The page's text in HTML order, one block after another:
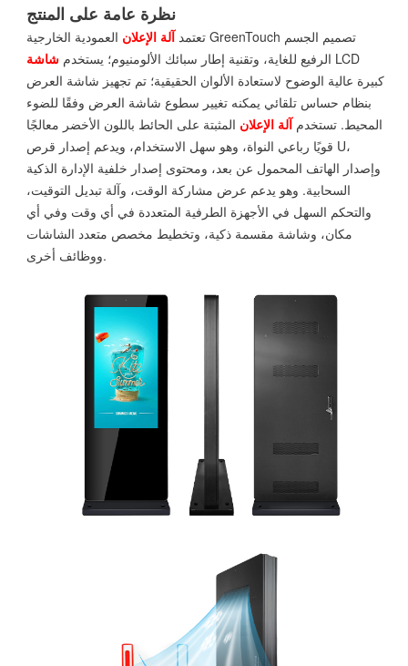
نظرة عامة على المنتج
تعتمدآلة الإعلان العمودية الخارجية GreenTouch تصميم الجسم
الرفيع للغاية، وتقنية إطار سبائك الألومنيوم؛ يستخدمشاشة
LCD
كبيرة عالية الوضوح لاستعادة الألوان الحقيقية؛ تم تجهيز شاشة العرض
بنظام حساس تلقائي يمكنه تغيير سطوع شاشة العرض وفقًا للضوء
المحيط. تستخدمآلة الإعلان المثبتة على الحائط باللون الأخضر معالجًا
قويًا رباعي النواة، وهو سهل الاستخدام، ويدعم إصدار قرص U،
وإصدار الهاتف المحمول عن بعد، ومحتوى إصدار خلفية الإدارة الذكية
السحابية. وهو يدعم عرض مشاركة الوقت، وآلة تبديل التوقيت،
والتحكم السهل في الأجهزة الطرفية المتعددة في أي وقت وفي أي
مكان، وشاشة مقسمة ذكية، وتخطيط مخصص متعدد الشاشات
ووظائف أخرى.